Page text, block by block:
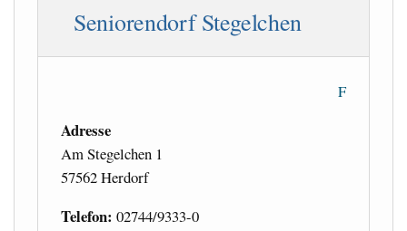
Seniorendorf Stegelchen
F
Adresse
Am Stegelchen 1
57562 Herdorf
Telefon:02744/9333-0